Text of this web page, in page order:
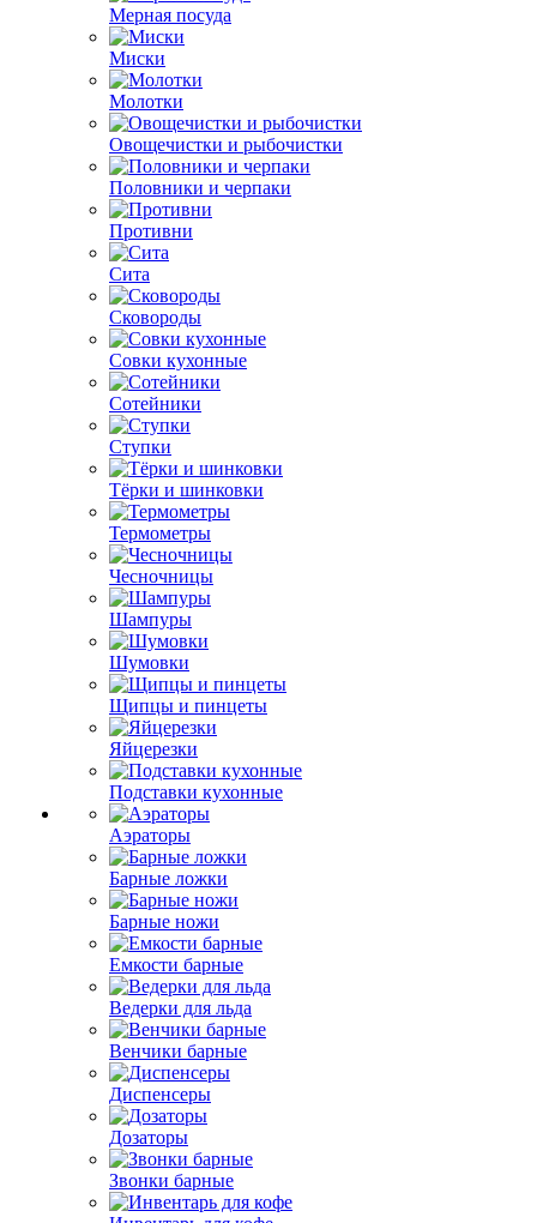
Мерная посуда
Миски
Молотки
Овощечистки и рыбочистки
Половники и черпаки
Противни
Сита
Сковороды
Совки кухонные
Сотейники
Ступки
Тёрки и шинковки
Термометры
Чесночницы
Шампуры
Шумовки
Щипцы и пинцеты
Яйцерезки
Подставки кухонные
Аэраторы
Барные ложки
Барные ножи
Емкости барные
Ведерки для льда
Венчики барные
Диспенсеры
Дозаторы
Звонки барные